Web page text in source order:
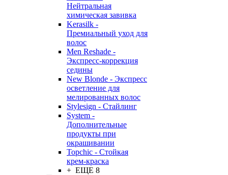
Нейтральная
химическая завивка
Kerasilk -
Премиальный уход для
волос
Men Reshade -
Экспресс-коррекция
седины
New Blonde - Экспресс
осветление для
мелированных волос
Stylesign - Стайлинг
System -
Дополнительные
продукты при
окрашивании
Topchic - Стойкая
крем-краска
+ ЕЩЕ 8